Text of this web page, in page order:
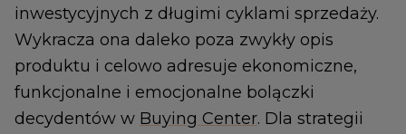
inwestycyjnych z długimi cyklami sprzedaży.
Wykracza ona daleko poza zwykły opis
produktu i celowo adresuje ekonomiczne,
funkcjonalne i emocjonalne bolączki
decydentów w Buying Center. Dla strategii